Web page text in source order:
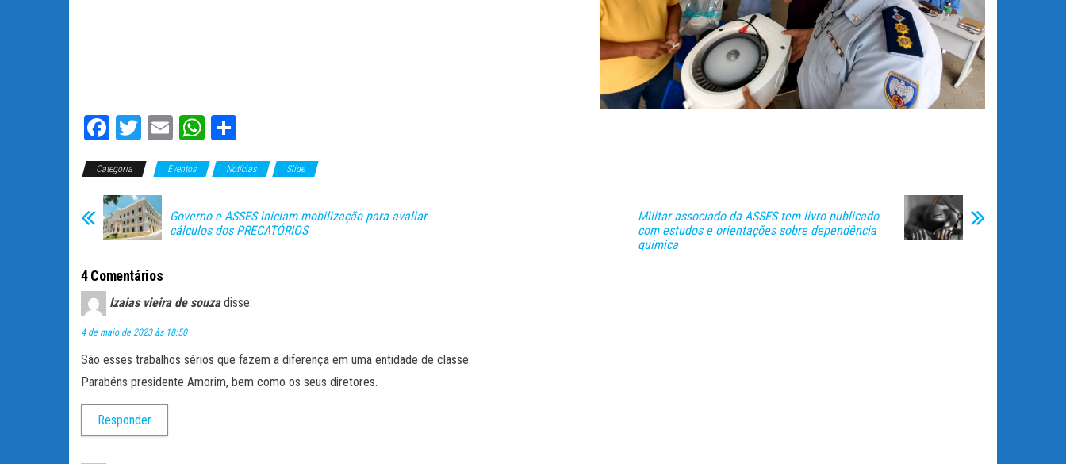
Fa
ce
bo
ok
T
wi
tt
er
E
m
ail
W
ha
ts
pp
o
m
pa
rti
Categoria Eventos Notícias Slide
Governo e ASSES iniciam mobilização para avaliar
cálculos dos PRECATÓRIOS
Militar associado da ASSES tem livro publicado
com estudos e orientações sobre dependência
química
4 Comentários
Izaias vieira de souza disse:
4 de maio de 2023 às 18:50
São esses trabalhos sérios que fazem a diferença em uma entidade de classe.
Parabéns presidente Amorim, bem como os seus diretores.
Responder